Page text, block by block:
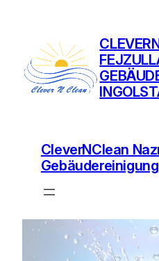
CleverNClean